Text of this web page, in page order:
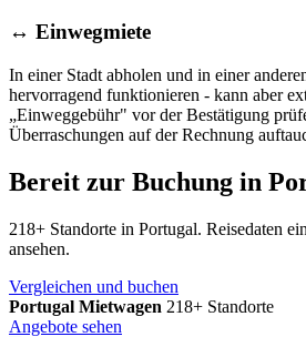
↔️ Einwegmiete
In einer Stadt abholen und in einer
hervorragend funktionieren - kann aber
„Einweggebühr" vor der Bestätigung
Überraschungen auf der Rechnung
Bereit zur Buchung in
218+ Standorte in Portugal. Reisedaten
ansehen.
Vergleichen und buchen
Portugal Mietwagen 218+ Standorte
Angebote sehen